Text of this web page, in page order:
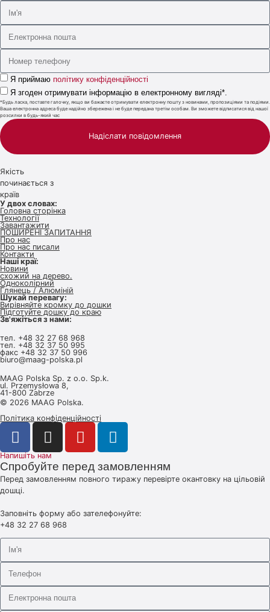
Я приймаю політику конфіденційності
Я згоден отримувати інформацію в електронному вигляді*.
*Будь ласка, поставте галочку, якщо ви бажаєте отримувати електронну пошту з новинами, пропозиціями та подіями.
Ваша електронна адреса буде надійно збережена і не буде передана третім особам. Ви зможете відписатися від нашої
розсилки в будь-який час
Надіслати повідомлення
Якість
починається з
країв
У двох словах:
Головна сторінка
Технології
Завантажити
ПОШИРЕНІ ЗАПИТАННЯ
Про нас
Про нас писали
Контакти
Наші краї:
Новини
схожий на дерево.
Одноколірний
Глянець / Алюміній
Шукай перевагу:
Вирівняйте кромку до дошки
Підготуйте дошку до краю
Зв'яжіться з нами:
тел. +48 32 27 68 968
тел. +48 32 37 50 995
факс +48 32 37 50 996
biuro@maag-polska.pl
MAAG Polska Sp. z o.o. Sp.k.
ul. Przemysłowa 8,
41-800 Zabrze
© 2026 MAAG Polska.
Політика конфіденційності
Напишіть нам
Спробуйте перед замовленням
Перед замовленням повного тиражу перевірте окантовку на цільовій
дошці.
Заповніть форму або зателефонуйте:
+48 32 27 68 968